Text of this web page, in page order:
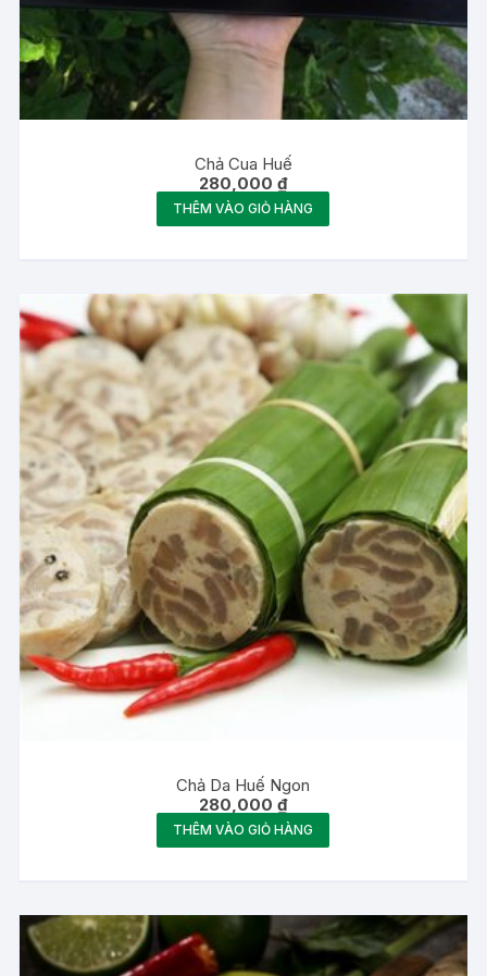
Chả Cua Huế
280,000₫
THÊM VÀO GIỎ HÀNG
Chả Da Huế Ngon
280,000₫
THÊM VÀO GIỎ HÀNG